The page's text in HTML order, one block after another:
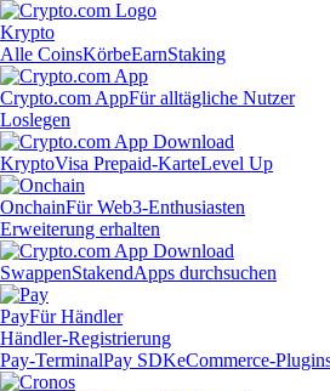
Krypto
Alle CoinsKörbeEarnStaking
Crypto.com AppFür alltägliche Nutzer
Loslegen
KryptoVisa Prepaid-KarteLevel Up
OnchainFür Web3-Enthusiasten
Erweiterung erhalten
SwappenStakendApps durchsuchen
PayFür Händler
Händler-Registrierung
Pay-TerminalPay SDKeCommerce-